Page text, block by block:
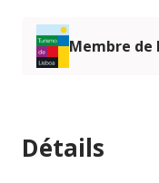
Membre de
Détails